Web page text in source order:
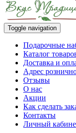
Toggle navigation
Подарочные
Каталог
Доставка и
Адрес
Отзывы
О нас
Акции
Как сделать
Контакты
Личный